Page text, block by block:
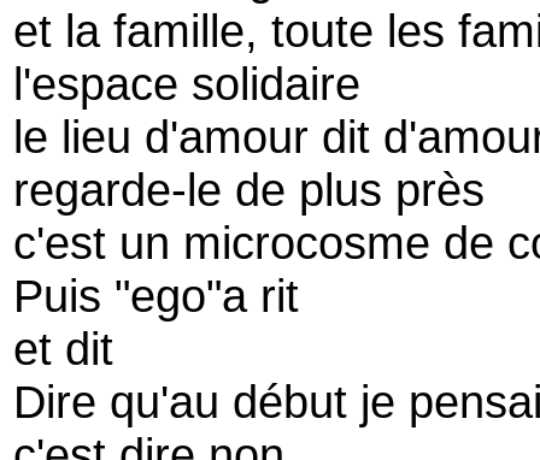
et la famille, toute les
l'espace solidaire
le lieu d'amour dit
regarde-le de plus près
c'est un microcosme de
Puis "ego"a rit
et dit
Dire qu'au début je